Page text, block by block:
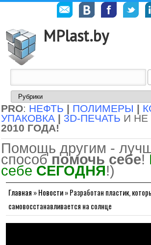
MPlast.by
PRO: НЕФТЬ | ПОЛИМЕРЫ |
УПАКОВКА | 3D-ПЕЧАТЬ И НЕ
2010 ГОДА!
Помощь другим -
способ помочь себе!
себе СЕГОДНЯ!)
Главная »Новости»Разработан пластик,
самовосстанавливается на солнце